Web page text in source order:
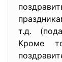
т.д.
Кроме